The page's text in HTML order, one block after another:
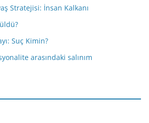
Stratejisi: İnsan Kalkanı
Suç Kimin?
arasındaki salınım